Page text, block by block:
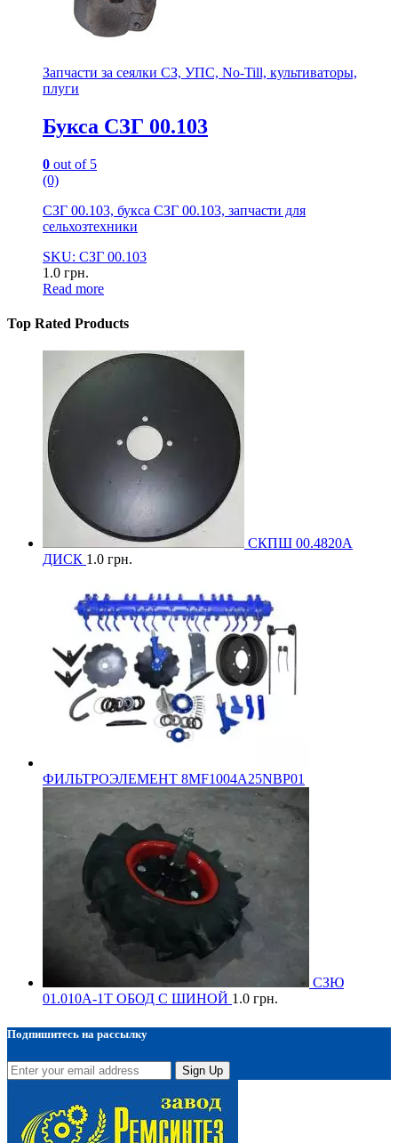
Запчасти за сеялки СЗ, УПС, No-Till, культиваторы,
плуги
Букса СЗГ 00.103
0 out of 5
(0)
СЗГ 00.103, букса СЗГ 00.103, запчасти для
сельхозтехники
SKU: СЗГ 00.103
1.0 грн.
Read more
Top Rated Products
СКПШ 00.4820А
ДИСК 1.0 грн.
ФИЛЬТРОЭЛЕМЕНТ 8MF1004A25NBP01
СЗЮ
01.010А-1Т ОБОД С ШИНОЙ 1.0 грн.
Подпишитесь на рассылку
Sign Up